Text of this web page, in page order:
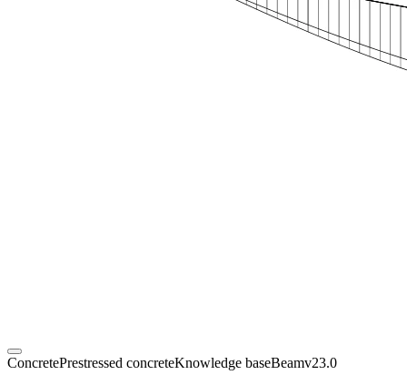
ConcretePrestressed concreteKnowledge baseBeamv23.0